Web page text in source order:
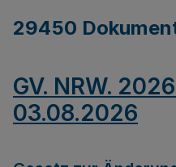
29450
GV. NRW.
03.08.2026